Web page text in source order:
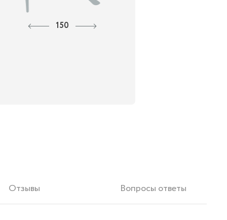
150
Отзывы Вопросы ответы